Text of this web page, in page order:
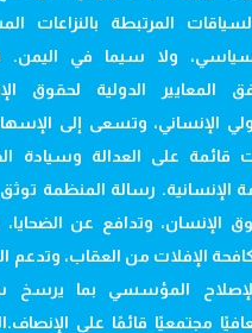
المرتبطة بالنزاعات
ولا سيما في اليمن.
المعايير الدولية لحقوق
الإنساني، وتسعى إلى
قائمة على العدالة وسيادة
الإنسانية. رسالة المنظمة
الإنسان، وتدافع عن الضحايا،
الإفلات من العقاب، وتدعم
والإصلاح المؤسسي بما يرسخ
مجتمعيًا قائمًا على